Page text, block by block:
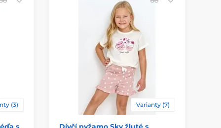
(3) Varianty (7)